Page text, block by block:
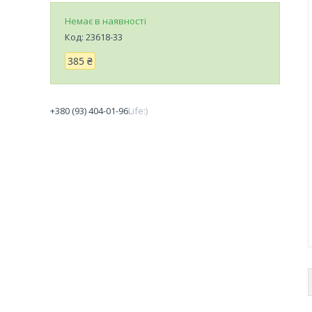
Немає в наявності
Код: 23618-33
385 ₴
+380 (93) 404-01-96Life:)